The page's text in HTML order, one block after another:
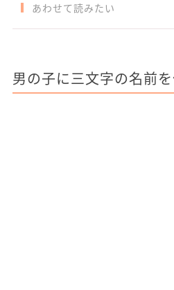
あわせて読みたい
男の子に三文字の名前を